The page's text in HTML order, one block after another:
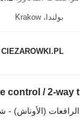
بولندا، Krakow
CIEZAROWKI.PL
control / 2-way t
الرافعات (الأوناش) -